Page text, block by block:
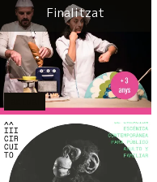
Finalitzat